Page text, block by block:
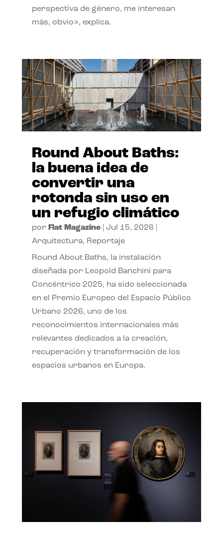
perspectiva de género, me interesan
más, obvio», explica.
Round About Baths:
la buena idea de
convertir una
rotonda sin uso en
un refugio climático
por Flat Magazine| Jul 15, 2026
Arquitectura, Reportaje
Round About Baths, la instalación
diseñada por Leopold Banchini para
Concéntrico 2025, ha sido seleccionada
en el Premio Europeo del Espacio Público
Urbano 2026, uno de los
reconocimientos internacionales más
relevantes dedicados a la creación,
recuperación y transformación de los
espacios urbanos en Europa.